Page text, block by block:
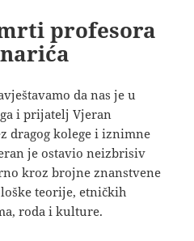
profesora
da nas je u
i prijatelj Vjeran
dragog kolege i iznimne
je ostavio neizbrisiv
kroz brojne znanstvene
teorije, etničkih
roda i kulture.